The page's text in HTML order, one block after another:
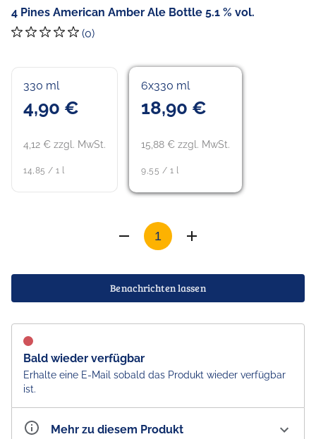
4 Pines American Amber Ale Bottle 5.1 % vol.
(0)
330 ml
4,90 €
4,12 € zzgl. MwSt.
14,85 / 1 l
6x330 ml
18,90 €
15,88 € zzgl. MwSt.
9,55 / 1 l
Benachrichten lassen
Bald wieder verfügbar
Erhalte eine E-Mail sobald das Produkt wieder verfügbar
ist.
Mehr zu diesem Produkt